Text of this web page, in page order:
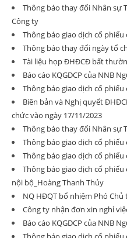
Thông báo thay đổi Nhân sự
Công ty
Thông báo giao dịch cổ
Thông báo thay đổi ngày tổ
Tài liệu họp ĐHĐCĐ bất
Báo cáo KQGDCP của NNB
Thông báo giao dịch cổ
Biên bản và Nghị quyết
chức vào ngày 17/11/2023
Thông báo thay đổi Nhân sự
Thông báo giao dịch cổ
Thông báo giao dịch cổ
Thông báo giao dịch cổ
nội bộ_Hoàng Thanh Thủy
NQ HĐQT bổ nhiệm Phó Chủ
Công ty nhận đơn xin nghỉ
Báo cáo KQGDCP của NNB